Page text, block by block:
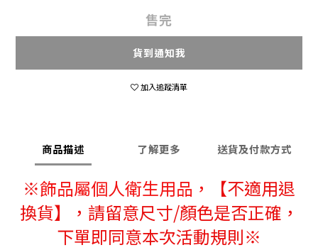
售完
貨到通知我
加入追蹤清單
商品描述 了解更多 送貨及付款方式
※飾品屬個人衛生用品，
【不適用退
換貨】，請留意尺寸/顏色是否正確，
下單即同意本次活動規則※